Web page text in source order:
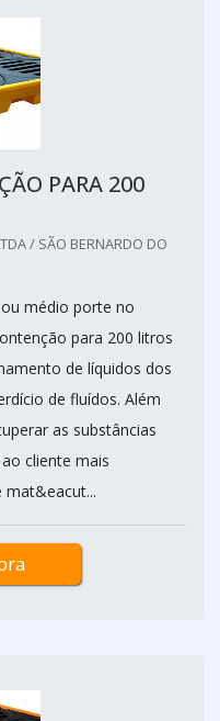
PARA 200
/ SÃO BERNARDO DO
médio porte no
para 200 litros
de líquidos dos
de fluídos. Além
as substâncias
cliente mais